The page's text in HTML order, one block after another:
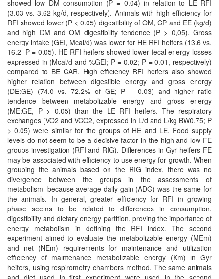
showed low DM consumption (P = 0.04) in relation to LE RFI
(3.03 vs. 3.62 kg/d, respectively). Animals with high efficiency for
RFI showed lower (P < 0.05) digestibility of OM, CP and EE (kg/d)
and high DM and OM digestibility tendence (P > 0,05). Gross
energy intake (GEI, Mcal/d) was lower for HE RFI heifers (13.6 vs.
16.2; P = 0.05). HE RFI heifers showed lower fecal energy losses
expressed in (Mcal/d and %GEI; P = 0.02; P = 0.01, respectively)
compared to BE CAR. High efficiency RFI heifers also showed
higher relation between digestible energy and gross energy
(DE:GE) (74.0 vs. 72.2% of GE; P = 0.03) and higher ratio
tendence between metabolizable energy and gross energy
(ME:GE, P > 0.05) than the LE RFI heifers. The respiratory
exchanges (VO2 and VCO2, expressed in L/d and L/kg BW0.75; P
> 0.05) were similar for the groups of HE and LE. Food supply
levels do not seem to be a decisive factor in the high and low FE
groups investigation (RFI and RIG). Differences in Gyr heifers FE
may be associated with efficiency to use energy for growth. When
grouping the animals based on the RIG index, there was no
divergence between the groups in the assessments of
metabolism, because average daily gain (ADG) was the same for
the animals. In general, greater efficiency for RFI in growing
phase seems to be related to differences in consumption,
digestibility and dietary energy partition, proving the importance of
energy metabolism in defining the RFI index. The second
experiment aimed to evaluate the metabolizable energy (MEm)
and net (NEm) requirements for maintenance and utilization
efficiency of maintenance metabolizable energy (Km) in Gyr
heifers, using respirometry chambers method. The same animals
and diet used in first experiment were used in the second